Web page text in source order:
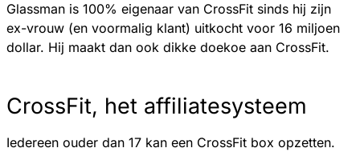
Glassman is 100% eigenaar van CrossFit sinds hij zijn
ex-vrouw (en voormalig klant) uitkocht voor 16 miljoen
dollar. Hij maakt dan ook dikke doekoe aan CrossFit.
CrossFit, het affiliatesysteem
Iedereen ouder dan 17 kan een CrossFit box opzetten.